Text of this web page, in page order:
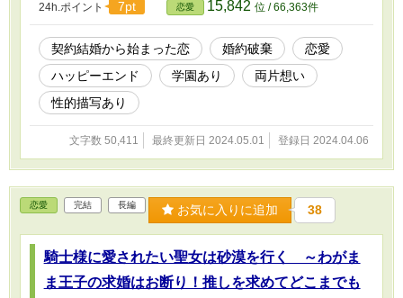
ヴィン。 しかし、過去の恋を忘れられないのはエリーゼも同じ
で……？ 2024/09/08 一部加筆修正しました
24h.ポイント 7pt 恋愛 15,842 位 / 66,363件
契約結婚から始まった恋 婚約破棄
恋愛
ハッピーエンド
学園あり
両片想い
性的描写あり
文字数 50,411 最終更新日 2024.05.01 登録日 2024.04.06
恋愛 完結 長編 お気に入りに追加 38
騎士様に愛されたい聖女は砂漠を行く ～わがま
ま王子の求婚はお断り！推しを求めてどこまでも